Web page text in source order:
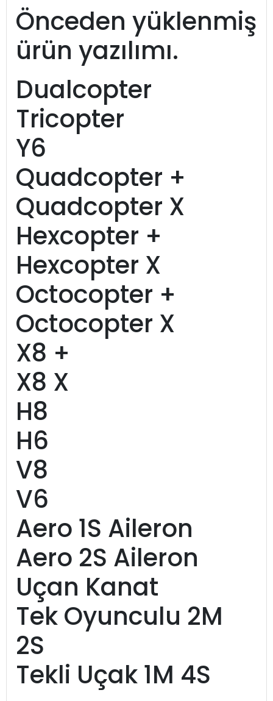
Önceden yüklenmiş
ürün yazılımı.
Dualcopter
Tricopter
Y6
Quadcopter +
Quadcopter X
Hexcopter +
Hexcopter X
Octocopter +
Octocopter X
X8 +
X8 X
H8
H6
V8
V6
Aero 1S Aileron
Aero 2S Aileron
Uçan Kanat
Tek Oyunculu 2M
2S
Tekli Uçak 1M 4S